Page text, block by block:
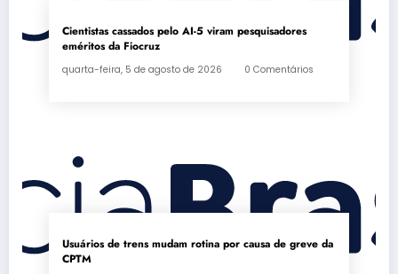
Cientistas cassados pelo AI-5 viram pesquisadores
eméritos da Fiocruz
quarta-feira, 5 de agosto de 2026 0 Comentários
Usuários de trens mudam rotina por causa de greve da
CPTM